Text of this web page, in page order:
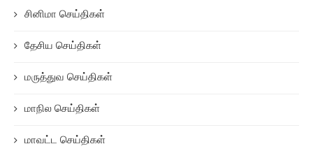
சினிமா செய்திகள்
தேசிய செய்திகள்
மருத்துவ செய்திகள்
மாநில செய்திகள்
மாவட்ட செய்திகள்